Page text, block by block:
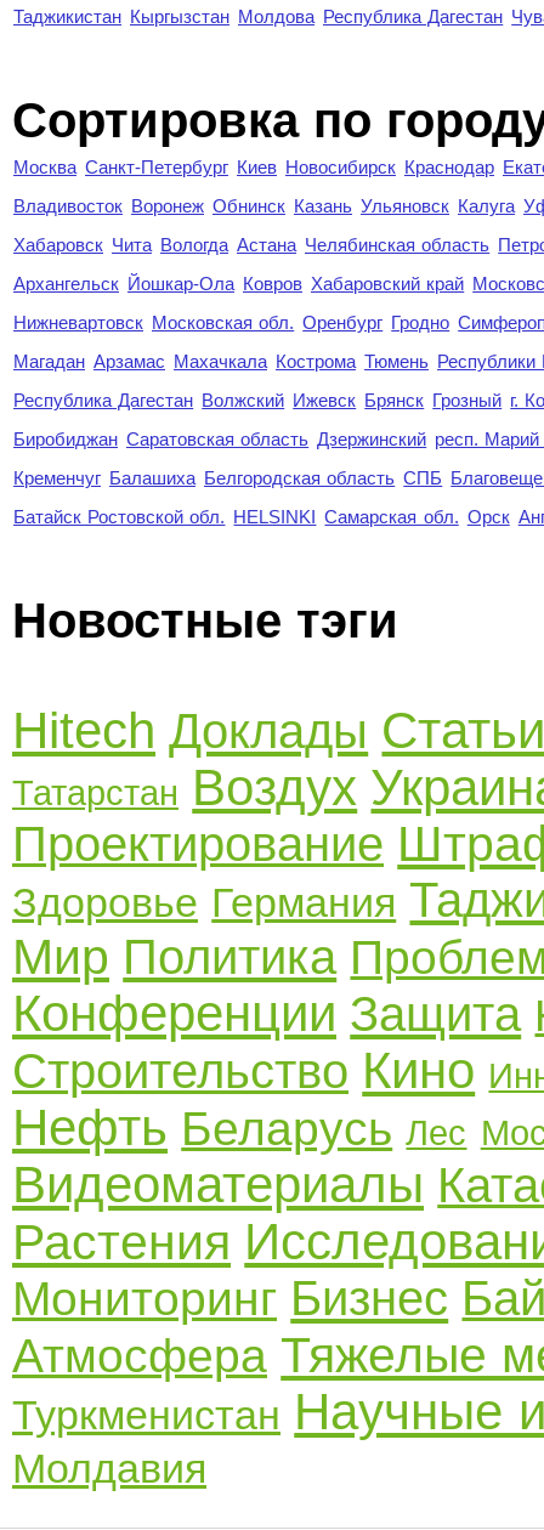
Таджикистан Кыргызстан Молдова Республика Дагестан
Cортировка по
Москва Санкт-Петербург Киев Новосибирск Краснодар
Владивосток Воронеж Обнинск Казань Ульяновск Калуга
Хабаровск Чита Вологда Астана Челябинская область
Архангельск Йошкар-Ола Ковров Хабаровский край
Нижневартовск Московская обл. Оренбург Гродно
Магадан Арзамас Махачкала Кострома Тюмень Республики
Республика Дагестан Волжский Ижевск Брянск Грозный г.
Биробиджан Саратовская область Дзержинский респ.
Кременчуг Балашиха Белгородская область СПБ
Батайск Ростовской обл. HELSINKI Самарская обл. Орск
Новостные тэги
Hitech Доклады
Татарстан Воздух
Проектирование
Здоровье Германия
Мир Политика
Конференции Защита
Строительство Кино
Нефть Беларусь Лес
Видеоматериалы
Растения
Мониторинг Бизнес
Атмосфера Тяжелые
Туркменистан Научные
Молдавия